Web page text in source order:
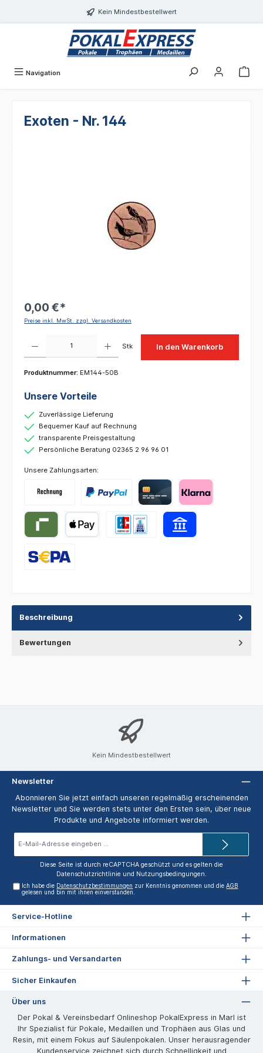
Kein Mindestbestellwert
Navigation
Exoten - Nr. 144
0,00 €*
Preise inkl. MwSt. zzgl. Versandkosten
Stk In den Warenkorb
Produktnummer: EM144-50B
Unsere Vorteile
Zuverlässige Lieferung
Bequemer Kauf auf Rechnung
transparente Preisgestaltung
Persönliche Beratung 02365 2 96 96 01
Unsere Zahlungsarten:
Beschreibung
Bewertungen
Kein Mindestbestellwert
Newsletter
Abonnieren Sie jetzt einfach unseren regelmäßig erscheinenden
Newsletter und Sie werden stets unter den Ersten sein, über neue
Produkte und Angebote informiert werden.
Diese Seite ist durch reCAPTCHA geschützt und es gelten die
Datenschutzrichtlinie und Nutzungsbedingungen.
Ich habe die Datenschutzbestimmungen zur Kenntnis genommen und dieAGB
gelesen und bin mit ihnen einverstanden.
Service-Hotline
Informationen
Zahlungs- und Versandarten
Sicher Einkaufen
Über uns
Der Pokal & Vereinsbedarf Onlineshop PokalExpress in Marl ist
Ihr Spezialist für Pokale, Medaillen und Trophäen aus Glas und
Resin, mit einem Fokus auf Säulenpokalen. Unser herausragender
Kundenservice zeichnet sich durch Schnelligkeit und